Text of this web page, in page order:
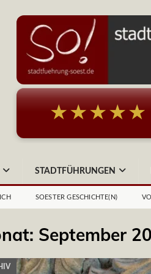
★★★★★
STADTFÜHRUNGEN
SOESTER GESCHICHTE(N)
September